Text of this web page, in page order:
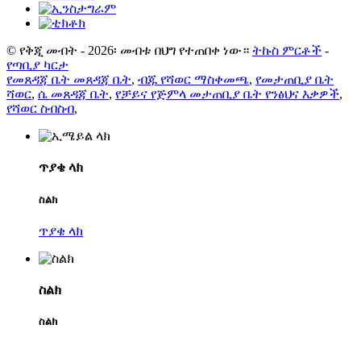
© የቅጂ መብት - 2026፡ መብቱ በህግ የተጠበቀ ነው። ትኩስ ምርቶች -
የጣቢያ ካርታ
የመጸዳጃ ቤት መጸዳጃ ቤት, ብጁ የሻወር ማስቀመጫ, የመታጠቢያ ቤት
ሻወር, ሴ መጸዳጃ ቤት, የቻይና የጅምላ መታጠቢያ ቤት የንፅህና እቃዎች,
የሻወር ስብስብ,
ጥያቄ ላክ
ስልክ
ጥያቄ ላክ
ስልክ
ስልክ